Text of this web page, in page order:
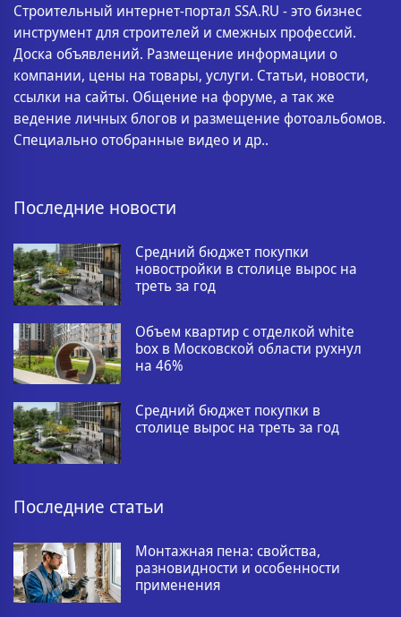
Строительный интернет-портал SSA.RU - это бизнес
инструмент для строителей и смежных профессий.
Доска объявлений. Размещение информации о
компании, цены на товары, услуги. Статьи, новости,
ссылки на сайты. Общение на форуме, а так же
ведение личных блогов и размещение фотоальбомов.
Специально отобранные видео и др..
Последние новости
Средний бюджет покупки
новостройки в столице вырос на
треть за год
Объем квартир с отделкой white
box в Московской области рухнул
на 46%
Средний бюджет покупки в
столице вырос на треть за год
Последние статьи
Монтажная пена: свойства,
разновидности и особенности
применения